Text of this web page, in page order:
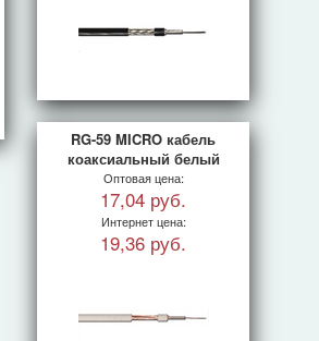
RG-59 MICRO кабель
коаксиальный белый
Оптовая цена:
17,04 руб.
Интернет цена:
19,36 руб.